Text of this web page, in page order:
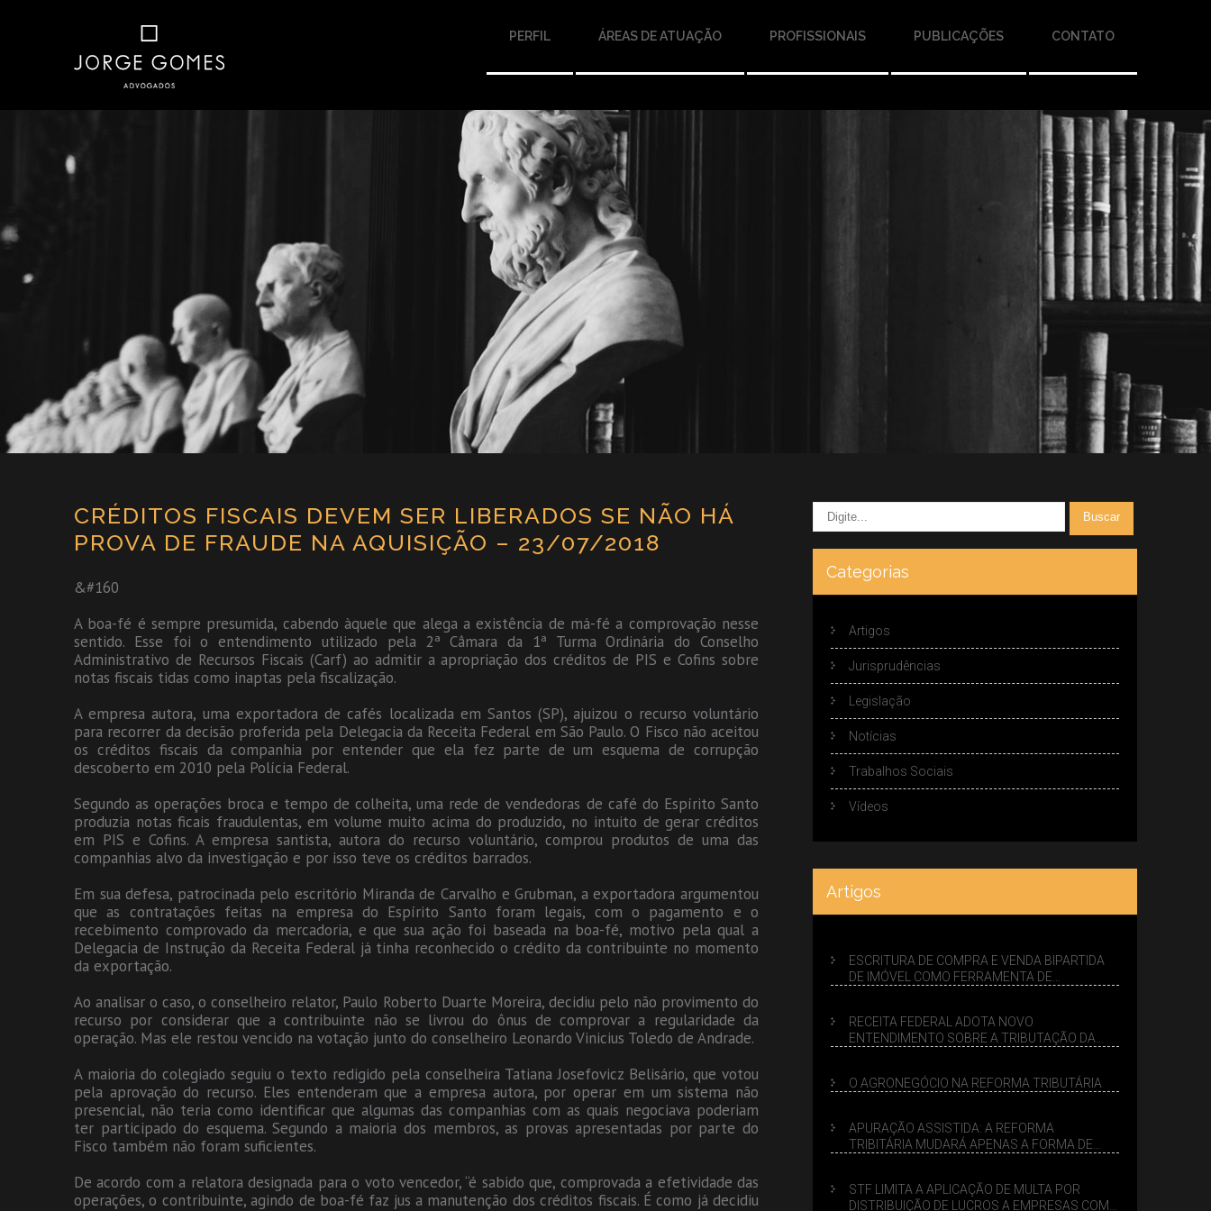
PERFIL ÁREAS DE ATUAÇÃO PROFISSIONAIS PUBLICAÇÕES CONTATO
CRÉDITOS FISCAIS DEVEM SER LIBERADOS SE NÃO HÁ
PROVA DE FRAUDE NA AQUISIÇÃO – 23/07/2018
&#160
A boa-fé é sempre presumida, cabendo àquele que alega a existência de má-fé a comprovação nesse
sentido. Esse foi o entendimento utilizado pela 2ª Câmara da 1ª Turma Ordinária do Conselho
Administrativo de Recursos Fiscais (Carf) ao admitir a apropriação dos créditos de PIS e Cofins sobre
notas fiscais tidas como inaptas pela fiscalização.
A empresa autora, uma exportadora de cafés localizada em Santos (SP), ajuizou o recurso voluntário
para recorrer da decisão proferida pela Delegacia da Receita Federal em São Paulo. O Fisco não aceitou
os créditos fiscais da companhia por entender que ela fez parte de um esquema de corrupção
descoberto em 2010 pela Polícia Federal.
Segundo as operações broca e tempo de colheita, uma rede de vendedoras de café do Espírito Santo
produzia notas ficais fraudulentas, em volume muito acima do produzido, no intuito de gerar créditos
em PIS e Cofins. A empresa santista, autora do recurso voluntário, comprou produtos de uma das
companhias alvo da investigação e por isso teve os créditos barrados.
Em sua defesa, patrocinada pelo escritório Miranda de Carvalho e Grubman, a exportadora argumentou
que as contratações feitas na empresa do Espírito Santo foram legais, com o pagamento e o
recebimento comprovado da mercadoria, e que sua ação foi baseada na boa-fé, motivo pela qual a
Delegacia de Instrução da Receita Federal já tinha reconhecido o crédito da contribuinte no momento
da exportação.
Ao analisar o caso, o conselheiro relator, Paulo Roberto Duarte Moreira, decidiu pelo não provimento do
recurso por considerar que a contribuinte não se livrou do ônus de comprovar a regularidade da
operação. Mas ele restou vencido na votação junto do conselheiro Leonardo Vinicius Toledo de Andrade.
A maioria do colegiado seguiu o texto redigido pela conselheira Tatiana Josefovicz Belisário, que votou
pela aprovação do recurso. Eles entenderam que a empresa autora, por operar em um sistema não
presencial, não teria como identificar que algumas das companhias com as quais negociava poderiam
ter participado do esquema. Segundo a maioria dos membros, as provas apresentadas por parte do
Fisco também não foram suficientes.
De acordo com a relatora designada para o voto vencedor, “é sabido que, comprovada a efetividade das
operações, o contribuinte, agindo de boa-fé faz jus a manutenção dos créditos fiscais. É como já decidiu
Categorias
Artigos
Jurisprudências
Legislação
Notícias
Trabalhos Sociais
Vídeos
Artigos
ESCRITURA DE COMPRA E VENDA BIPARTIDA
DE IMÓVEL COMO FERRAMENTA DE
RECEITA FEDERAL ADOTA NOVO
ENTENDIMENTO SOBRE A TRIBUTAÇÃO DA
O AGRONEGÓCIO NA REFORMA TRIBUTÁRIA
APURAÇÃO ASSISTIDA: A REFORMA
TRIBITÁRIA MUDARÁ APENAS A FORMA DE
STF LIMITA A APLICAÇÃO DE MULTA POR
DISTRIBUIÇÃO DE LUCROS A EMPRESAS COM